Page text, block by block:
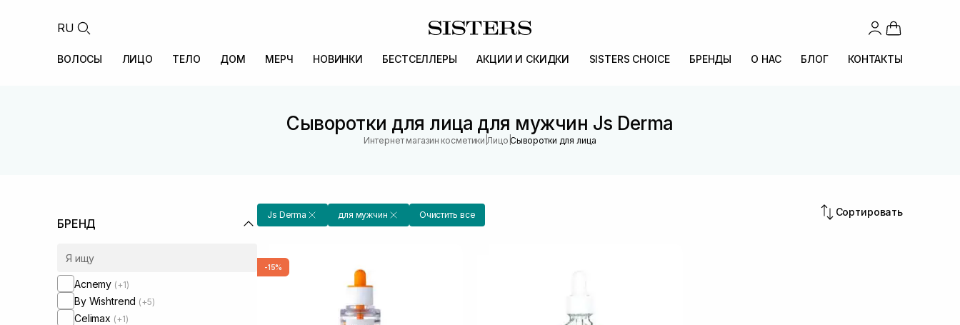
RU
ВОЛОСЫ ЛИЦО ТЕЛО ДОМ МЕРЧ НОВИНКИ БЕСТСЕЛЛЕРЫ АКЦИИ И СКИДКИ SISTERS CHOICE БРЕНДЫ О НАС БЛОГ КОНТАКТЫ
Сыворотки для лица для мужчин Js Derma
Интернет магазин косметики |Лицо |Сыворотки для лица
БРЕНД
Acnemy (+1)
By Wishtrend (+5)
Celimax (+1)
Js Derma для мужчин Очистить все Сортировать
-15%